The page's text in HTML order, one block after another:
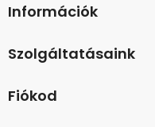
Információk
Szolgáltatásaink
Fiókod